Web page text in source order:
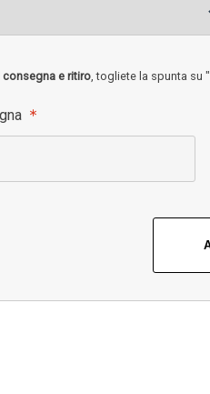
consegna e ritiro, togliete la spunta su "